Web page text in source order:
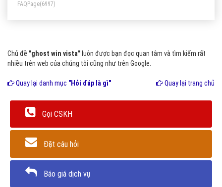
FAQPage(6997)
Chủ đề "ghost win vista" luôn được bạn đọc quan tâm và tìm kiếm rất
nhiều trên web của chúng tôi cũng như trên Google.
Quay lại danh mục "Hỏi đáp là gì" Quay lại trang chủ
Gọi CSKH
Đặt câu hỏi
Báo giá dịch vụ